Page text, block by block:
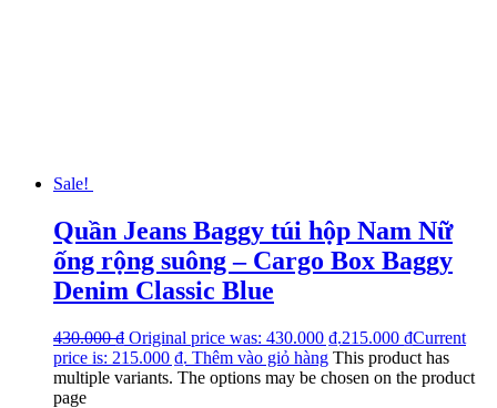
Sale!
Quần Jeans Baggy túi hộp Nam Nữ
ống rộng suông – Cargo Box Baggy
Denim Classic Blue
430.000₫ Original price was: 430.000 ₫.215.000 ₫Current
price is: 215.000 ₫. Thêm vào giỏ hàng This product has
multiple variants. The options may be chosen on the product
page